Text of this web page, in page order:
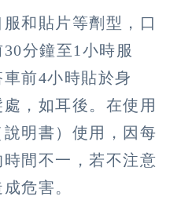
和貼片等劑型，口
分鐘至1小時服
前4小時貼於身
，如耳後。在使用
明書）使用，因每
間不一，若不注意
危害。